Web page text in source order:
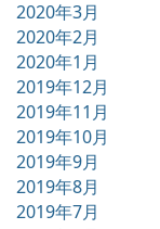
2020年3月
2020年2月
2020年1月
2019年12月
2019年11月
2019年10月
2019年9月
2019年8月
2019年7月